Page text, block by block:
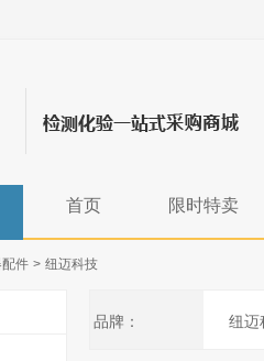
首页 限时特卖
件 > 纽迈科技
品牌： 纽迈